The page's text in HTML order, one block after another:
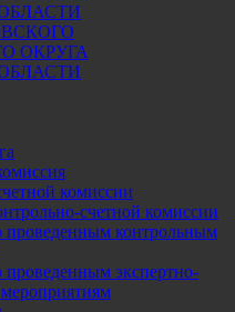
ОКРУГА
комиссии
счетной комиссии
контрольным
экспертно-